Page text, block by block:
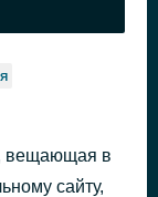
вещающая в
сайту,